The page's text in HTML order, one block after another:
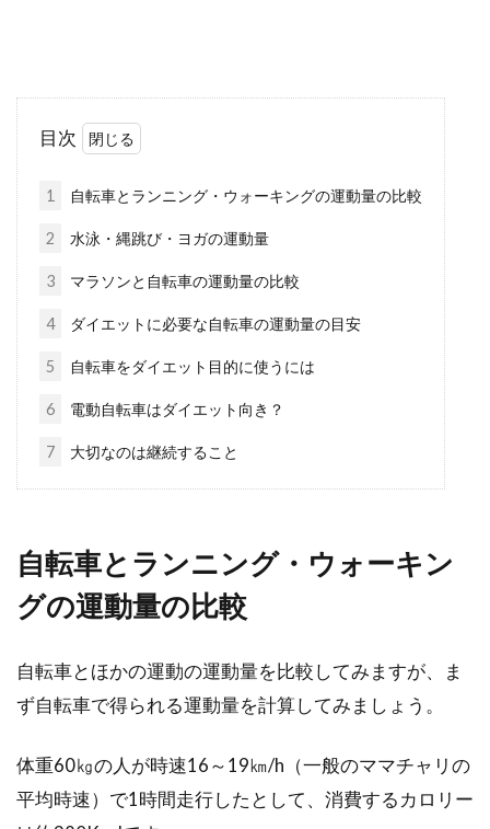
ママチャリなどの一般的な自転車にはスタンド
が付いていますが、強風などにさらされるとど
自転車で100キロものロングライド
をしたいという人へ
100キロ走行と聞くと、自動車なら簡単に出来
そうですが、自転車ではとても大変そうに聞こ
えますよね。...
とは一体なに？
皆さんは、tt（＝タイムトライアルバイク）と
ロ...
王滝のmtbに参加したい！レースの
雨対策はどうすべき？
目次
1 自転車とランニング・ウォーキングの運動量の比較
2 水泳・縄跳び・ヨガの運動量
3 マラソンと自転車の運動量の比較
4 ダイエットに必要な自転車の運動量の目安
5 自転車をダイエット目的に使うには
6 電動自転車はダイエット向き？
7 大切なのは継続すること
自転車とランニング・ウォーキン
グの運動量の比較
自転車とほかの運動の運動量を比較してみますが、ま
ず自転車で得られる運動量を計算してみましょう。
体重60㎏の人が時速16～19㎞/h（一般のママチャリの
平均時速）で1時間走行したとして、消費するカロリー